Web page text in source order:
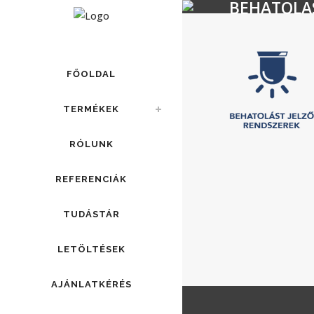
FŐOLDAL
TERMÉKEK
RÓLUNK
REFERENCIÁK
TUDÁSTÁR
LETÖLTÉSEK
AJÁNLATKÉRÉS